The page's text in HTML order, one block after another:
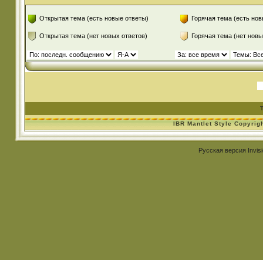
Открытая тема (есть новые ответы)
Открытая тема (нет новых ответов)
Горячая тема (есть
Горячая тема (нет
IBR Mantlet Style
Русская версия